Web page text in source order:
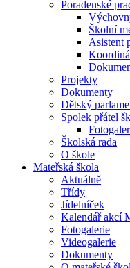
Poradenské
Školní
Asistent
Projekty
Dokumenty
Dětský
Spolek přátel
Školská rada
O škole
Mateřská škola
Aktuálně
Třídy
Jídelníček
Kalendář akcí
Fotogalerie
Videogalerie
Dokumenty